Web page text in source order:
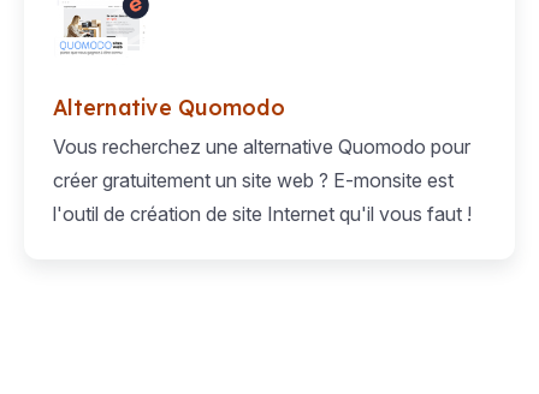
Alternative Quomodo
Vous recherchez une alternative Quomodo pour
créer gratuitement un site web ? E-monsite est
l'outil de création de site Internet qu'il vous faut !